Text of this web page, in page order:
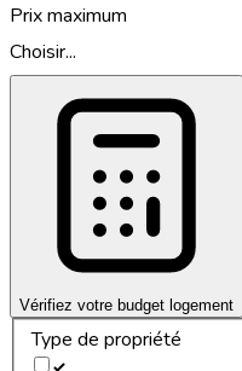
Prix maximum
Choisir...
Vérifiez votre budget logement
Type de propriété